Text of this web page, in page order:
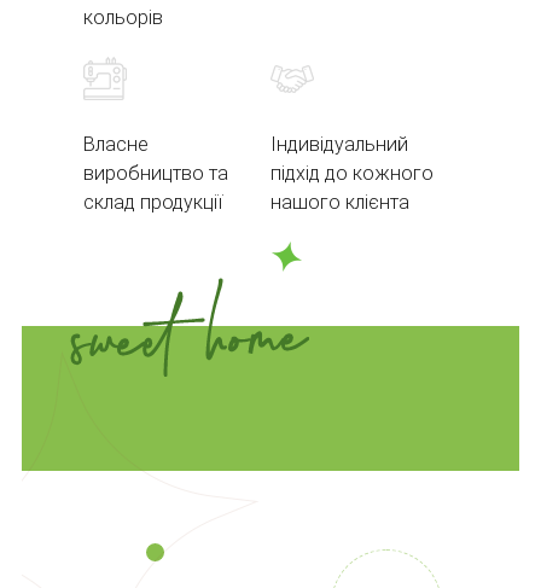
кольорів
Власне
виробництво та
склад продукції
Індивідуальний
підхід до кожного
нашого клієнта